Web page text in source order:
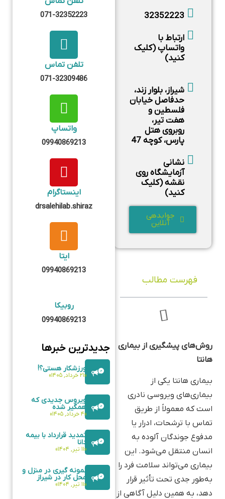
32352223
ارتباط با
واتساپ (کلیک
کنید)
شیراز، بلوار زند،
حدفاصل خیابان
فلسطین و
هفت تیر،
روبروی هتل
پارس، کوچه 47
نشانی
آزمایشگاه روی
نقشه (کلیک
کنید)
جوابدهی
آنلاین
فهرست مطالب
روش‌های پیشگیری از بیماری
هانتا
بیماری هانتا یکی از
بیماری‌های ویروسی نادری
است که معمولاً از طریق
تماس با ترشحات، ادرار یا
مدفوع جوندگان آلوده به
انسان منتقل می‌شود. این
بیماری می‌تواند سلامت فرد را
به‌طور جدی تحت تأثیر قرار
دهد، به همین دلیل آگاهی از
071-32352223
تلفن تماس
071-32309486
واتساپ
09940869213
اینستاگرام
drsalehilab.shiraz
ایتا
09940869213
روبیکا
09940869213
جدیدترین خبرها
ورزشکار هستی؟!
«۲۱ خرداد, ۱۴۰۵»
ویروس جدیدی که
همگیر شده
«۴ خرداد, ۱۴۰۵»
تمدید قرارداد با بیمه
دانا
«۱۱ تیر, ۱۴۰۴»
نمونه گیری در منزل و
محل کار در شیراز
«۱۱ تیر, ۱۴۰۴»